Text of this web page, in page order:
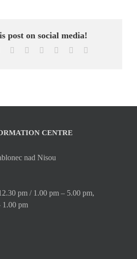
post on social media!
Reddit LinkedInWhatsApp
TumblrPinterest
CENTRE
nad Nisou
pm / 1.00 pm – 5.00 pm,
1.00 pm